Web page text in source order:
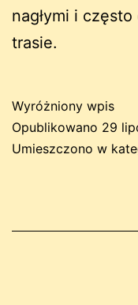
nagłymi i
trasie.
Wyróżniony wpis
Opublikowano 29
Umieszczono w